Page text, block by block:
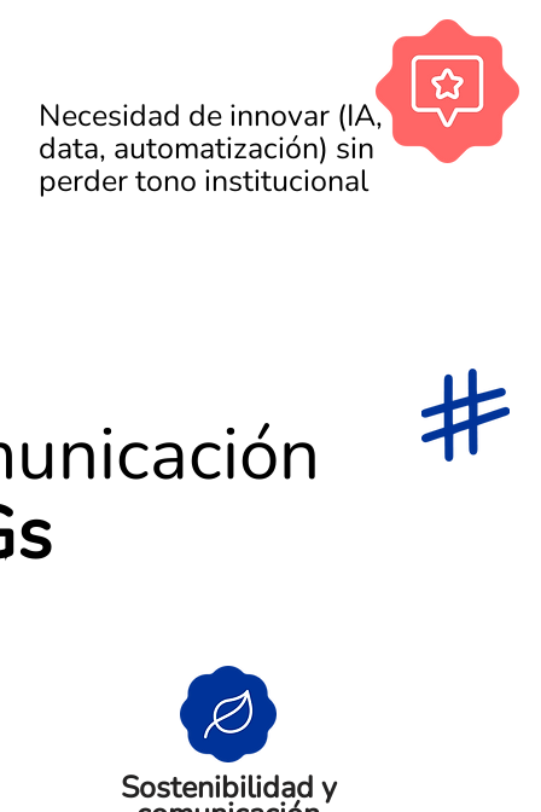
Necesidad de innovar (IA,
data, automatización) sin
perder tono institucional
Sostenibilidad y